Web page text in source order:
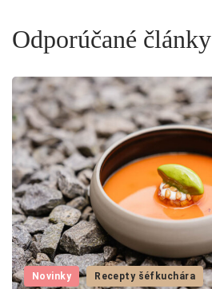
Odporúčané články
Novinky Recepty šéfkuchára